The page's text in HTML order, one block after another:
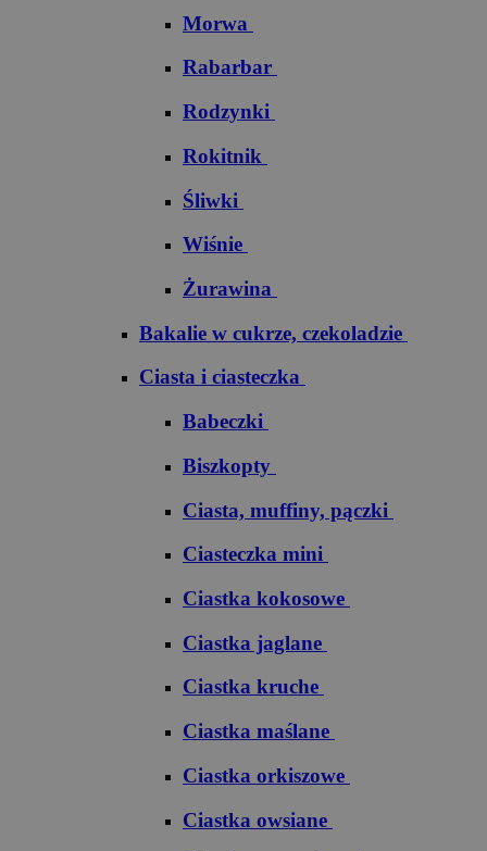
Morwa
Rabarbar
Rodzynki
Rokitnik
Śliwki
Wiśnie
Żurawina
Bakalie w cukrze, czekoladzie
Ciasta i ciasteczka
Babeczki
Biszkopty
Ciasta, muffiny, pączki
Ciasteczka mini
Ciastka kokosowe
Ciastka jaglane
Ciastka kruche
Ciastka maślane
Ciastka orkiszowe
Ciastka owsiane